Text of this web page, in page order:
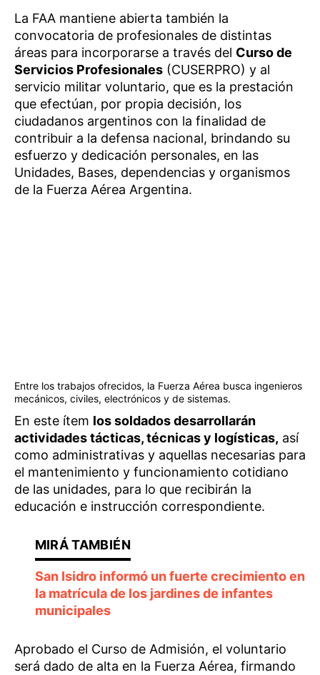
La FAA mantiene abierta también la
convocatoria de profesionales de distintas
áreas para incorporarse a través del Curso de
Servicios Profesionales (CUSERPRO) y al
servicio militar voluntario, que es la prestación
que efectúan, por propia decisión, los
ciudadanos argentinos con la finalidad de
contribuir a la defensa nacional, brindando su
esfuerzo y dedicación personales, en las
Unidades, Bases, dependencias y organismos
de la Fuerza Aérea Argentina.
Entre los trabajos ofrecidos, la Fuerza Aérea busca ingenieros
mecánicos, civiles, electrónicos y de sistemas.
En este ítem los soldados desarrollarán
actividades tácticas, técnicas y logísticas, así
como administrativas y aquellas necesarias para
el mantenimiento y funcionamiento cotidiano
de las unidades, para lo que recibirán la
educación e instrucción correspondiente.
San Isidro informó un fuerte crecimiento en
la matrícula de los jardines de infantes
municipales
Aprobado el Curso de Admisión, el voluntario
será dado de alta en la Fuerza Aérea, firmando